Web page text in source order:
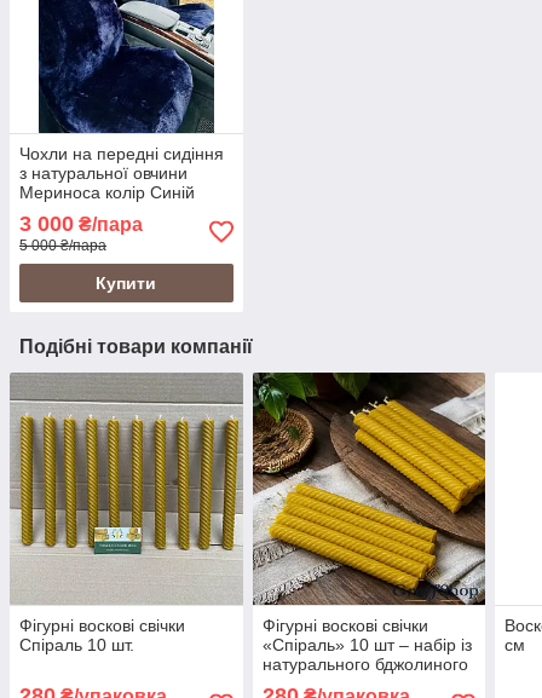
Чохли на передні сидіння
з натуральної овчини
Мериноса колір Синій
3 000 ₴/пара
5 000 ₴/пара
Купити
Подібні товари компанії
Фігурні воскові свічки
Спіраль 10 шт.
Фігурні воскові свічки
«Спіраль» 10 шт – набір із
натурального бджолиного
воску, декоративні свічки
см